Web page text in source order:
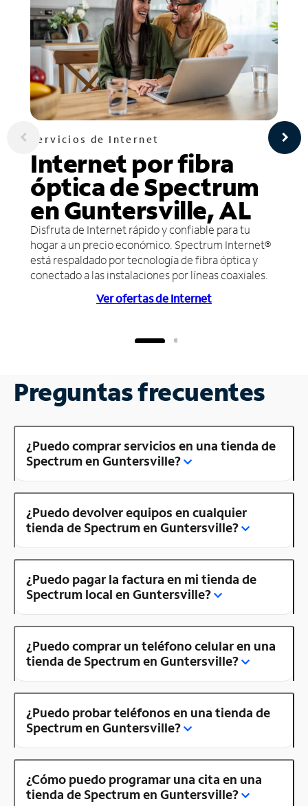
Servicios de Internet
Internet por fibra
óptica de Spectrum
en Guntersville, AL
Disfruta de Internet rápido y confiable para tu
hogar a un precio económico. Spectrum Internet®
está respaldado por tecnología de fibra óptica y
conectado a las instalaciones por líneas coaxiales.
Ver ofertas de Internet
Preguntas frecuentes
¿Puedo comprar servicios en una tienda de
Spectrum en Guntersville?
¿Puedo devolver equipos en cualquier
tienda de Spectrum en Guntersville?
¿Puedo pagar la factura en mi tienda de
Spectrum local en Guntersville?
¿Puedo comprar un teléfono celular en una
tienda de Spectrum en Guntersville?
¿Puedo probar teléfonos en una tienda de
Spectrum en Guntersville?
¿Cómo puedo programar una cita en una
tienda de Spectrum en Guntersville?